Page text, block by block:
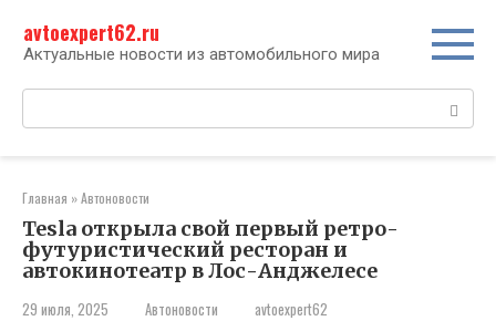
контенту
avtoexpert62.ru
Актуальные новости из автомобильного мира
Поиск:
Главная »Автоновости
Tesla открыла свой первый ретро-
футуристический ресторан и
автокинотеатр в Лос-Анджелесе
29 июля, 2025 Автоновости avtoexpert62